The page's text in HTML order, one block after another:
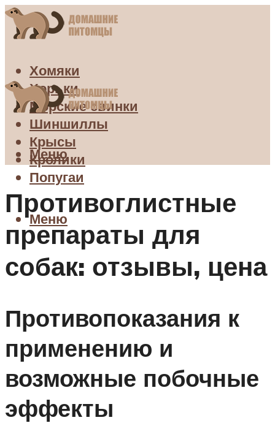
Хомяки
Хорьки
Морские свинки
Шиншиллы
Крысы
Кролики
Попугаи
Меню
Меню
Противоглистные
препараты для
собак: отзывы, цена
Противопоказания к
применению и
возможные побочные
эффекты